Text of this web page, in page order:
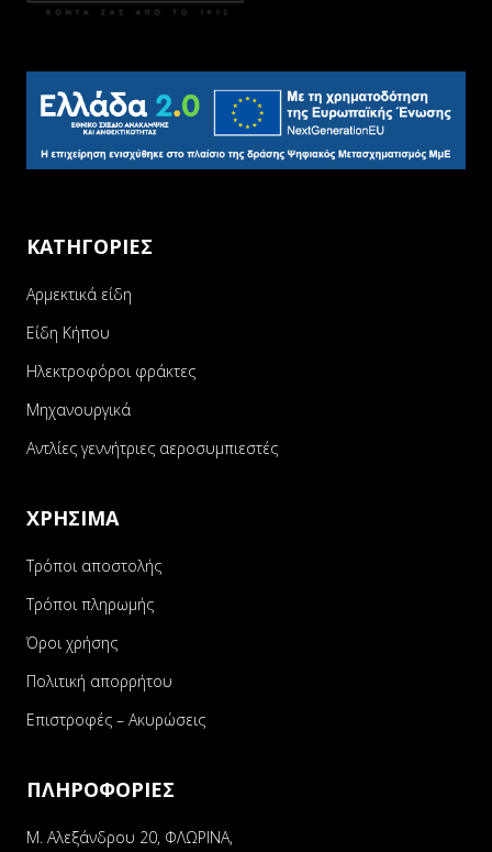
ΚΑΤΗΓΟΡΙΕΣ
Αρμεκτικά είδη
Είδη Κήπου
Ηλεκτροφόροι φράκτες
Μηχανουργικά
Αντλίες γεννήτριες αεροσυμπιεστές
ΧΡΗΣΙΜΑ
Τρόποι αποστολής
Τρόποι πληρωμής
Όροι χρήσης
Πολιτική απορρήτου
Επιστροφές – Ακυρώσεις
ΠΛΗΡΟΦΟΡΙΕΣ
Μ. Αλεξάνδρου 20, ΦΛΩΡΙΝΑ,